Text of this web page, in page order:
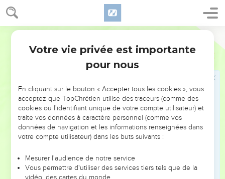
Psaumes 99
3 Qu’on te loue, Dieu présent, grand et redoutable : – Oui, tu
es l’unique vrai Dieu.
Et qu’on loue ta force, roi qui aimes le droit. C’est toi qui as
fixé nos règles de vie, c’est toi qui as déterminé le droit et
vous devant son marchepied. – Oui, le Seigneur est l’unique
vrai Dieu.
Moïse et Aaron, parmi ses prêtres, et Samuel, parmi ceux
qui recouraient à lui, ceux-là faisaient appel au Seigneur, et
lui leur répondait.
Dieu parlait dans la colonne de fumée, eux respectaient
ses ordres et les règles de vie qu’il leur donnait.
Votre vie privée est importante
pour nous
En cliquant sur le bouton « Accepter tous les cookies », vous
acceptez que TopChrétien utilise des traceurs (comme des
cookies ou l'identifiant unique de votre compte utilisateur) et
traite vos données à caractère personnel (comme vos
données de navigation et les informations renseignées dans
votre compte utilisateur) dans les buts suivants :
Mesurer l'audience de notre service
Vous permettre d'utiliser des services tiers tels que de la
vidéo, des cartes du monde…